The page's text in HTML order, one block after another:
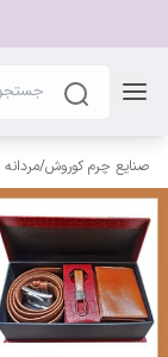
صنایع چرم کوروش/مردانه